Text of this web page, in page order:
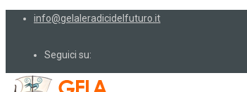
info@gelaleradicidelfuturo.it
Seguici su: